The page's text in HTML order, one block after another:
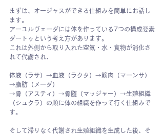
まずは、オージャスができる仕組みを簡単にお話し
ます。
アーユルヴェーダには体を作っている7つの構成要素
ダートゥという考え方があります。
これは外側から取り入れた空気・水・食物が消化さ
れて代謝され、
体液（ラサ）→血液（ラクタ）→筋肉（マーンサ）
→脂肪（メーダ）
→骨（アスティ）→骨髄（マッジャー）→生殖組織
（シュクラ）の順に体の組織を作って行く仕組みで
す。
そして滞りなく代謝され生殖組織を生成した後、そ